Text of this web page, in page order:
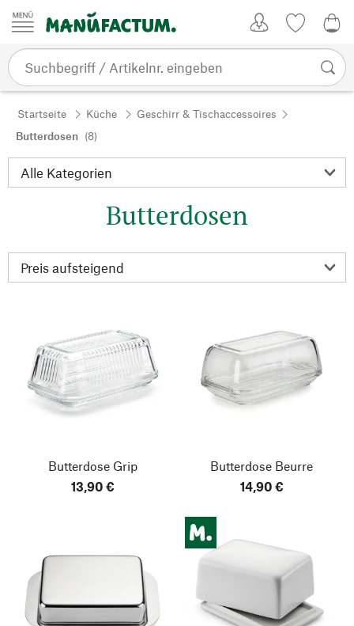
Zum Inhalt springen
Startseite Küche
Geschirr & Tischaccessoires
Butterdosen (8)
Butterdosen
Butterdose Grip
13,90 €
Butterdose Beurre
14,90 €